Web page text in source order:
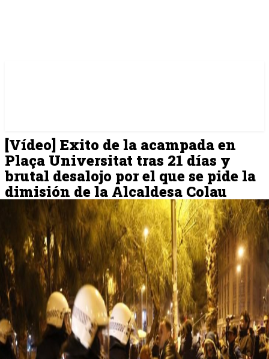
[Vídeo] Exito de la acampada en
Plaça Universitat tras 21 días y
brutal desalojo por el que se pide la
dimisión de la Alcaldesa Colau